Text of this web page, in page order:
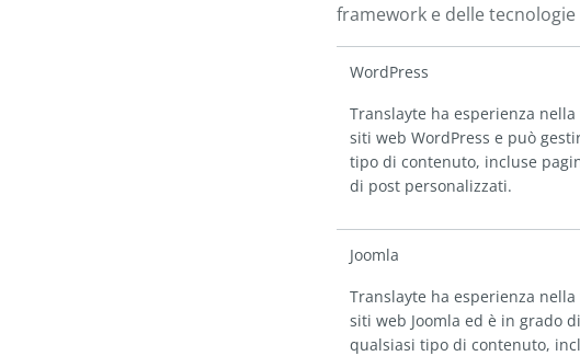
framework e delle
WordPress
Translayte ha esperienza
siti web WordPress e può
tipo di contenuto, incluse
di post personalizzati.
Joomla
Translayte ha esperienza
siti web Joomla ed è in grado
qualsiasi tipo di contenuto,